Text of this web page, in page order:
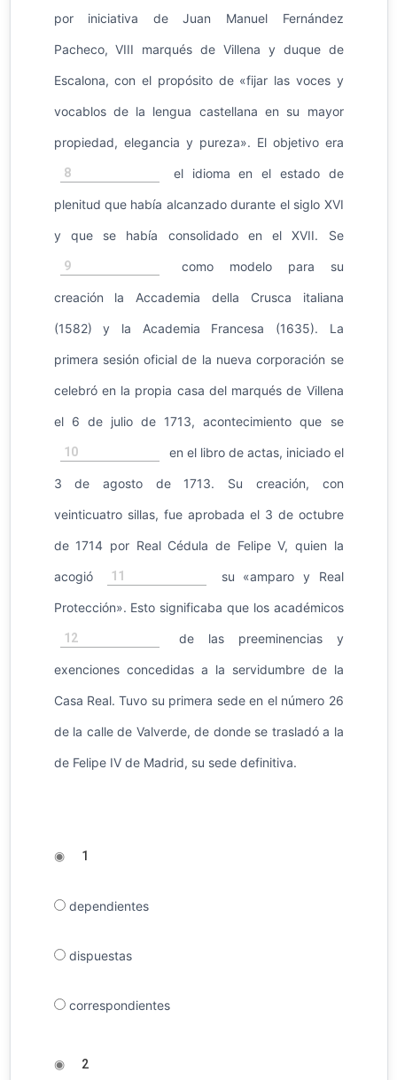
por iniciativa de Juan Manuel Fernández
Pacheco, VIII marqués de Villena y duque de
Escalona, con el propósito de «fijar las voces y
vocablos de la lengua castellana en su mayor
propiedad, elegancia y pureza».​ El objetivo era
8 el idioma en el estado de
plenitud que había alcanzado durante el siglo XVI
y que se había consolidado en el XVII. Se
9 como modelo para su
creación la Accademia della Crusca italiana
(1582) y la Academia Francesa (1635). La
primera sesión oficial de la nueva corporación se
celebró en la propia casa del marqués de Villena
el 6 de julio de 1713,​ acontecimiento que se
10 en el libro de actas, iniciado el
3 de agosto de 1713. Su creación, con
veinticuatro sillas, fue aprobada el 3 de octubre
de 1714 por Real Cédula de Felipe V, quien la
acogió 11 su «amparo y Real
Protección». Esto significaba que los académicos
12 de las preeminencias y
exenciones concedidas a la servidumbre de la
Casa Real.​ Tuvo su primera sede en el número 26
de la calle de Valverde, de donde se trasladó a la
de Felipe IV de Madrid, su sede definitiva.
◉ 1
dependientes
dispuestas
correspondientes
◉ 2